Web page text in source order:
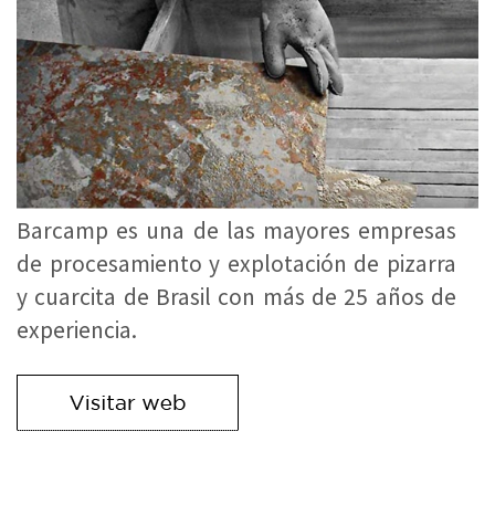
Barcamp es una de las mayores empresas
de procesamiento y explotación de pizarra
y cuarcita de Brasil con más de 25 años de
experiencia.